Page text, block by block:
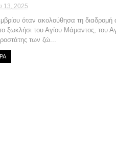
13, 2025
όταν ακολούθησα τη διαδρομή
ξωκλήσι του Αγίου Μάμαντος, του
των ζώ...